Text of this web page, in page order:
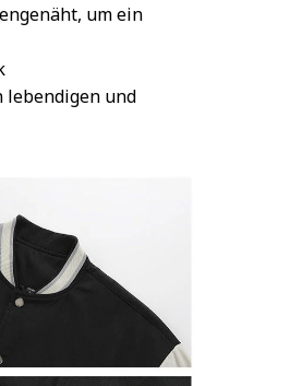
um ein
lebendigen und